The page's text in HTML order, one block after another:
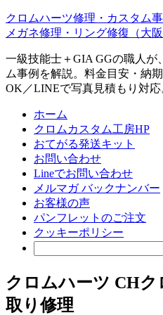
クロムハーツ修理・カスタム
メガネ修理・リング修復（大阪
一級技能士＋GIA GGの職人が
ム事例を解説。料金目安・納
OK／LINEで写真見積もり対応
ホーム
クロムカスタム工房HP
おてがる発送キット
お問い合わせ
Lineでお問い合わせ
メルマガ バックナンバー
お客様の声
パンフレットのご注文
クッキーポリシー
クロムハーツ CH
取り修理